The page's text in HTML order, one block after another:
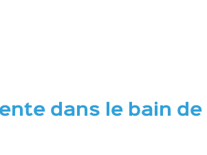
dans le bain de